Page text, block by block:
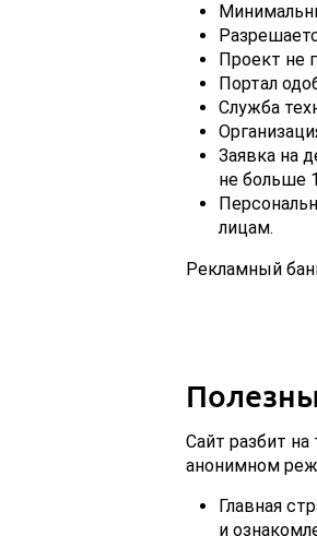
Проект не
Портал
Служба
Заявка на
не больше
лицам.
Рекламный
Сайт разбит
анонимном
Главная
и